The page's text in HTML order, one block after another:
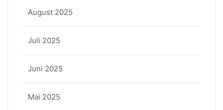
August 2025
Juli 2025
Juni 2025
Mai 2025